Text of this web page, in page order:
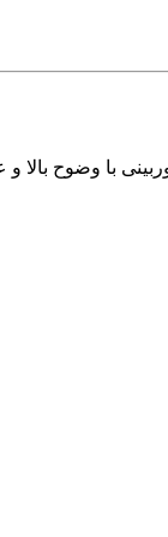
با وضوح